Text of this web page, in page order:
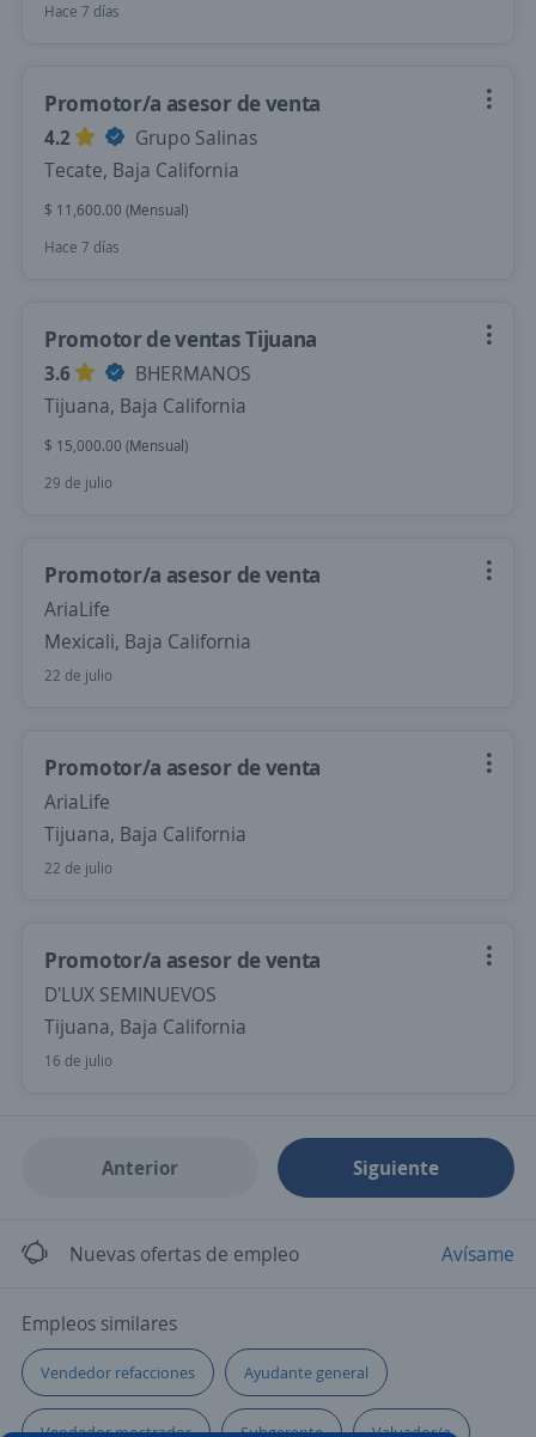
Hace 7 días
Promotor/a asesor de venta
4.2
Grupo Salinas
Tecate, Baja California
$ 11,600.00 (Mensual)
Hace 7 días
Promotor de ventas Tijuana
3.6
BHERMANOS
Tijuana, Baja California
$ 15,000.00 (Mensual)
29 de julio
Promotor/a asesor de venta
AriaLife
Mexicali, Baja California
22 de julio
Promotor/a asesor de venta
AriaLife
Tijuana, Baja California
22 de julio
Promotor/a asesor de venta
D'LUX SEMINUEVOS
Tijuana, Baja California
16 de julio
Anterior Siguiente
Nuevas ofertas de empleo Avísame
Empleos similares
Vendedor refacciones Ayudante general
Vendedor mostrador Subgerente Valuador/a